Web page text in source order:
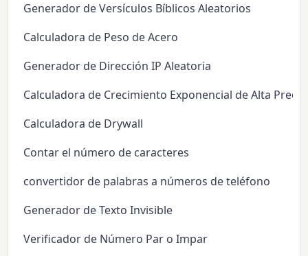
Generador de Versículos Bíblicos Aleatorios
Calculadora de Peso de Acero
Generador de Dirección IP Aleatoria
Calculadora de Crecimiento Exponencial de Alta
Calculadora de Drywall
Contar el número de caracteres
convertidor de palabras a números de teléfono
Generador de Texto Invisible
Verificador de Número Par o Impar